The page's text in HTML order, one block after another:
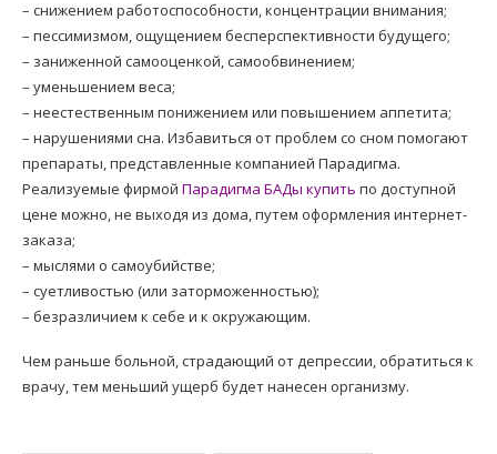
– снижением работоспособности, концентрации внимания;
– пессимизмом, ощущением бесперспективности будущего;
– заниженной самооценкой, самообвинением;
– уменьшением веса;
– неестественным понижением или повышением аппетита;
– нарушениями сна. Избавиться от проблем со сном помогают
препараты, представленные компанией Парадигма.
Реализуемые фирмой Парадигма БАДы купить по доступной
цене можно, не выходя из дома, путем оформления интернет-
заказа;
– мыслями о самоубийстве;
– суетливостью (или заторможенностью);
– безразличием к себе и к окружающим.
Чем раньше больной, страдающий от депрессии, обратиться к
врачу, тем меньший ущерб будет нанесен организму.